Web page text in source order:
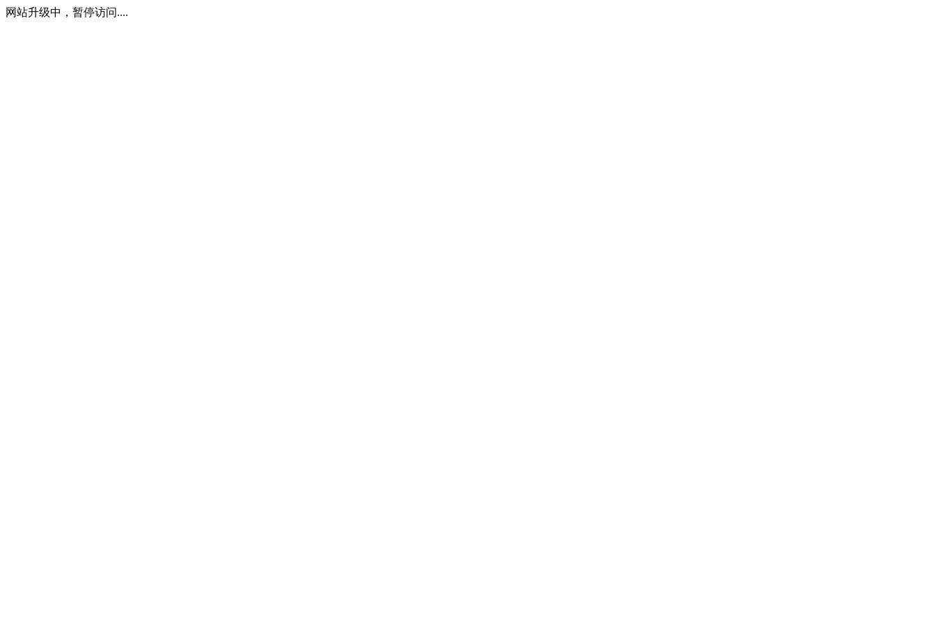
网站升级中，暂停访问....